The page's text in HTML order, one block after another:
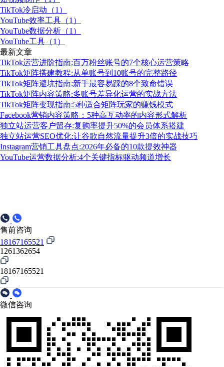
TikTok冷启动（1）
YouTube效率工具（1）
YouTube数据分析（1）
YouTube工具（1）
最新文章
TikTok运营进阶指南:百万粉丝账号的7个核心运营策略
TikTok矩阵搭建教程:从单账号到10账号的完整路径
TikTok矩阵避坑指南:新手最容易踩的8个致命错误
TikTok矩阵内容策略:多账号差异化运营的实战方法
TikTok矩阵变现指南:5种适合矩阵玩家的赚钱模式
Facebook营销内容策略：5种高互动率的内容形式解析
独立站运营客户留存:复购率提升50%的会员体系搭建
独立站运营SEO优化:让谷歌自然流量提升3倍的实战技巧
Instagram营销工具盘点:2026年必备的10款提效神器
YouTube运营数据分析:4个关键指标驱动频道增长
售前咨询
18167165521
1261362654
18167165521
微信咨询